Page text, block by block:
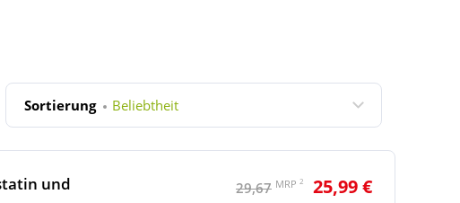
Sortierung Beliebtheit
und
29,67 MRP 2 25,99 €